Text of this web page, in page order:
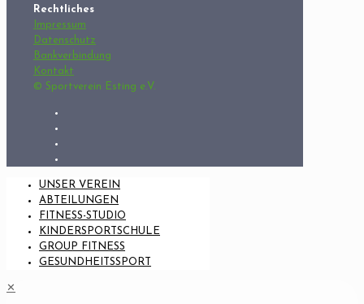
Rechtliches
Impressum
Datenschutz
Bankverbindung
Kontakt
© Sportverein Esting e.V.
UNSER VEREIN
ABTEILUNGEN
FITNESS-STUDIO
KINDERSPORTSCHULE
GROUP FITNESS
GESUNDHEITSSPORT
✕